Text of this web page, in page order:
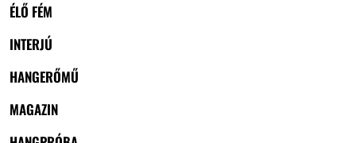
ÉLŐ FÉM
INTERJÚ
HANGERŐMŰ
MAGAZIN